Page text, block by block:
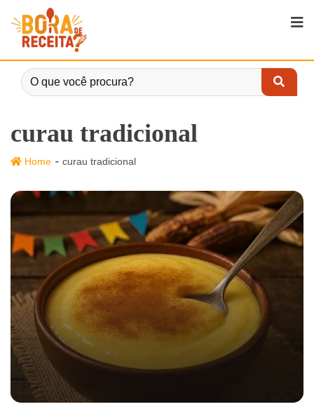
curau tradicional
Home - curau tradicional